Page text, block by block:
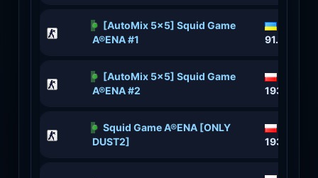
[AutoMix 5x5] Squid Game
A®ENA #1
[AutoMix 5x5] Squid Game
A®ENA #2
Squid Game A®ENA [ONLY
DUST2]